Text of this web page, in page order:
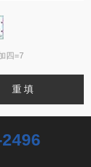
四=7